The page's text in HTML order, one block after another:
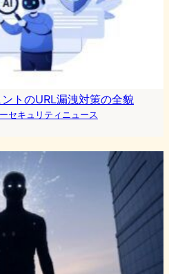
トのURL漏洩対策の全貌
セキュリティニュース